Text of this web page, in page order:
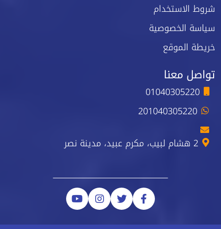
شروط الاستخدام
سياسة الخصوصية
خريطة الموقع
تواصل معنا
01040305220
201040305220
2 هشام لبيب، مكرم عبيد، مدينة نصر